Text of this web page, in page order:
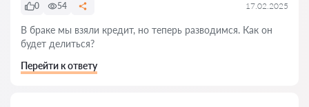
0 54 17.02.2025
В браке мы взяли кредит, но теперь разводимся. Как он
будет делиться?
Перейти к ответу